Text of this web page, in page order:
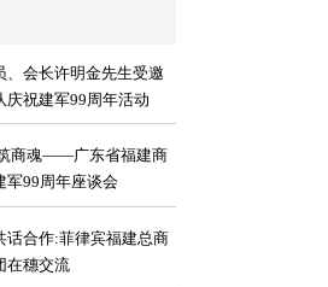
、会长许明金先生受邀
庆祝建军99周年活动
商魂——广东省福建商
军99周年座谈会
话合作:菲律宾福建总商
在穗交流